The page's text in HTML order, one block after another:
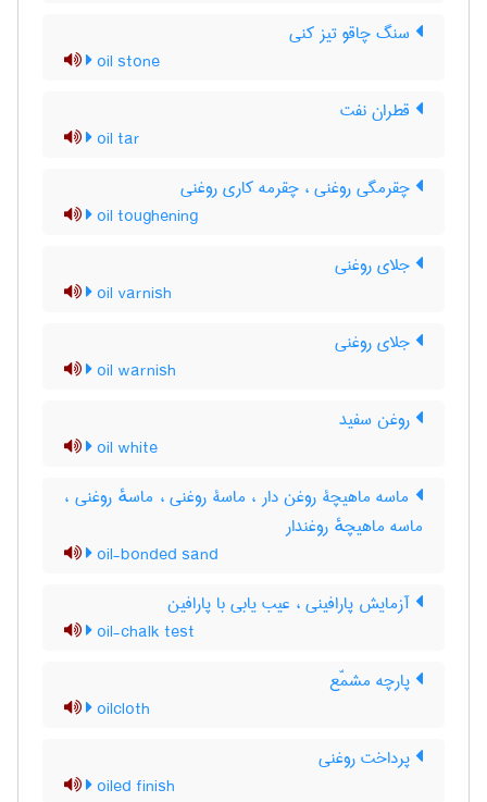
سنگ چاقو تیز کنی
oil stone
قطران نفت
oil tar
چقرمگی روغنی ، چقرمه کاری روغنی
oil toughening
جلای روغنی
oil varnish
جلای روغنی
oil warnish
روغن سفید
oil white
ماسه ماهیچۀ روغن دار ، ماسۀ روغنی ، ماسهٔ روغنی ،
ماسه ماهیچهٔ روغندار
oil-bonded sand
آزمایش پارافینی ، عیب یابی با پارافین
oil-chalk test
پارچه مشمّع
oilcloth
پرداخت روغنی
oiled finish